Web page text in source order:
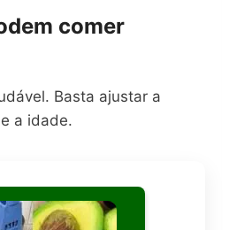
comer
Basta ajustar a
a idade.